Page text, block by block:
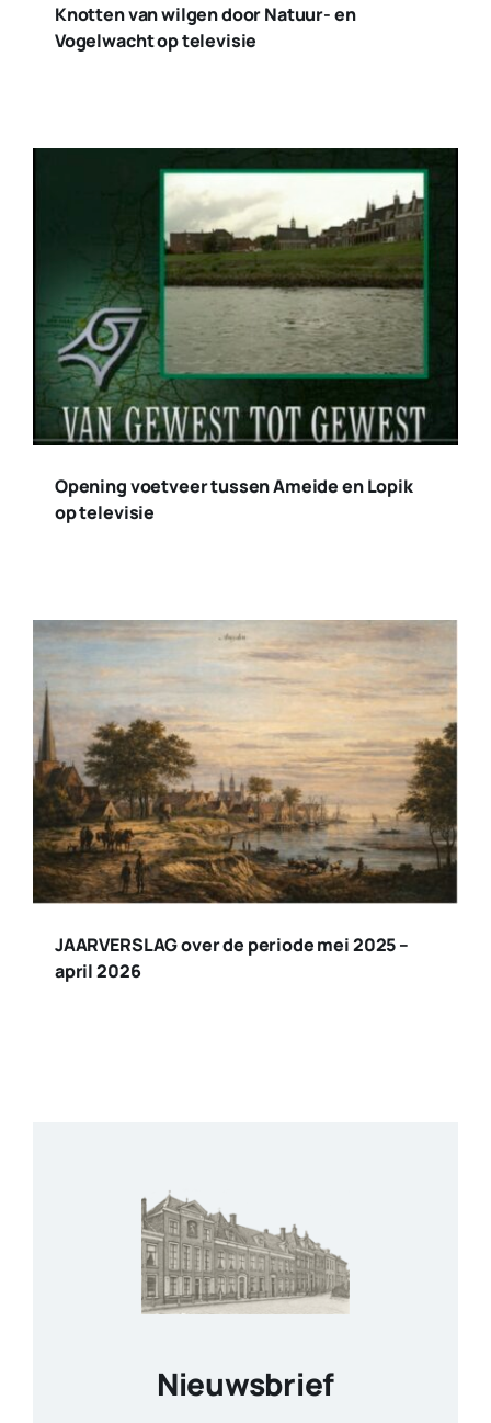
Knotten van wilgen door Natuur- en
Vogelwacht op televisie
Opening voetveer tussen Ameide en Lopik
op televisie
JAARVERSLAG over de periode mei 2025 –
april 2026
Nieuwsbrief